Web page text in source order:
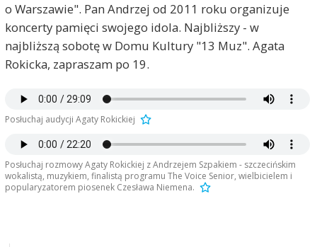
o Warszawie". Pan Andrzej od 2011 roku organizuje
koncerty pamięci swojego idola. Najbliższy - w
najbliższą sobotę w Domu Kultury "13 Muz". Agata
Rokicka, zapraszam po 19.
Posłuchaj audycji Agaty Rokickiej
Posłuchaj rozmowy Agaty Rokickiej z Andrzejem Szpakiem - szczecińskim
wokalistą, muzykiem, finalistą programu The Voice Senior, wielbicielem i
popularyzatorem piosenek Czesława Niemena.